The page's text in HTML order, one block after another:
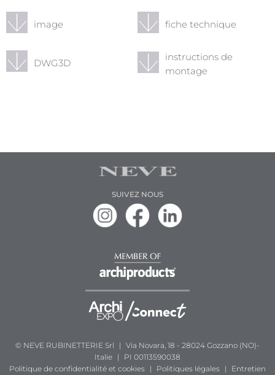
image fiche technique
DWG3D
instructions de
montage
SUIVEZ NOUS
© NEVE RUBINETTERIE Srl | Via Novara, 18 - 28024 Gozzano (NO)-
Italie |
PI 00113590038
Politique de confidentialité et cookies | Politiques légales | Entretien